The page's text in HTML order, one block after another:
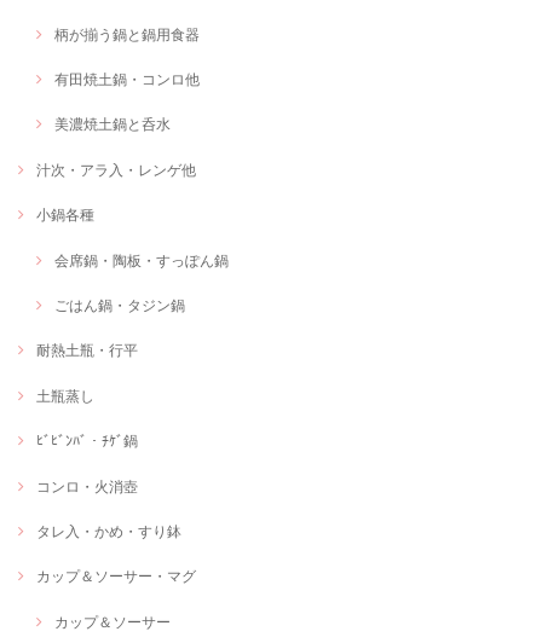
柄が揃う鍋と鍋用食器
有田焼土鍋・コンロ他
美濃焼土鍋と呑水
汁次・アラ入・レンゲ他
小鍋各種
会席鍋・陶板・すっぽん鍋
ごはん鍋・タジン鍋
耐熱土瓶・行平
土瓶蒸し
ﾋﾞﾋﾞﾝﾊﾞ・ﾁｹﾞ鍋
コンロ・火消壺
タレ入・かめ・すり鉢
カップ＆ソーサー・マグ
カップ＆ソーサー